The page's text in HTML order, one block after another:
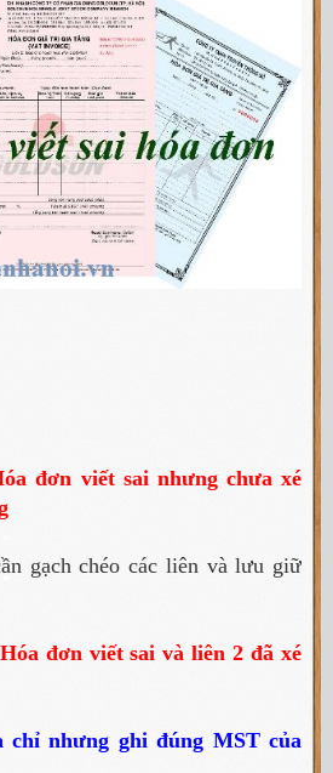
đơn viết sai nhưng chưa xé
gạch chéo các liên và lưu giữ
Hóa đơn viết sai và liên 2 đã xé
chỉ nhưng ghi đúng MST của